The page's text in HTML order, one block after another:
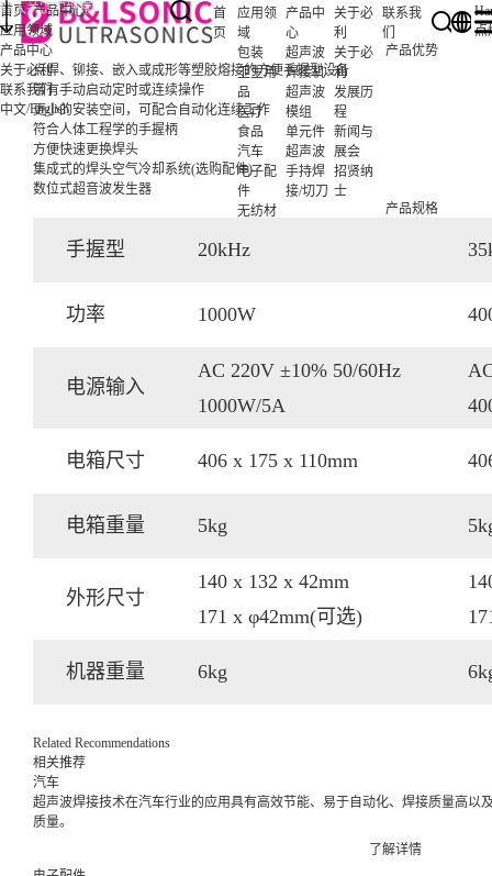
首
页
应用领
域
包装
卫生用
品
医疗
食品
汽车
电子配
件
无纺材
超声波
产品中
心
超声波
焊接机
超声波
模组
单元件
超声波
手持焊
接/切刀
关于必
利
关于必
利
发展历
程
新闻与
展会
招贤纳
士
联系我
们
首页
应用领域
产品中心
关于必利
联系我们
中文/English
产品中心
点
产品优势
点焊、铆接、嵌入或成形等塑胶熔接的方便手握型设备
带有手动启动定时或连续操作
更小的安装空间，可配合自动化连续工作
符合人体工程学的手握柄
方便快速更换焊头
集成式的焊头空气冷却系统(选购配件)
数位式超音波发生器
产品规格
手握型 20kHz
功率 1000W
电源输入
AC 220V ±10% 50/60Hz
1000W/5A
电箱尺寸 406 x 175 x 110mm
电箱重量 5kg 5
外形尺寸
140 x 132 x 42mm
171 x φ42mm(可选)
机器重量 6kg 6
Related Recommendations
相关推荐
汽车
超声波焊接技术在汽车行业的应用具有高效节能、易于自动化、焊接质量高以
质量。
了解详情